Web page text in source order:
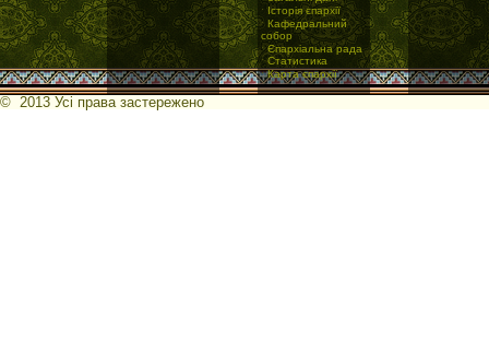
·Історія єпархії
·Кафедральний
собор
·Єпархіальна рада
·Статистика
·Карта єпархії
© 2013 Усі права застережено